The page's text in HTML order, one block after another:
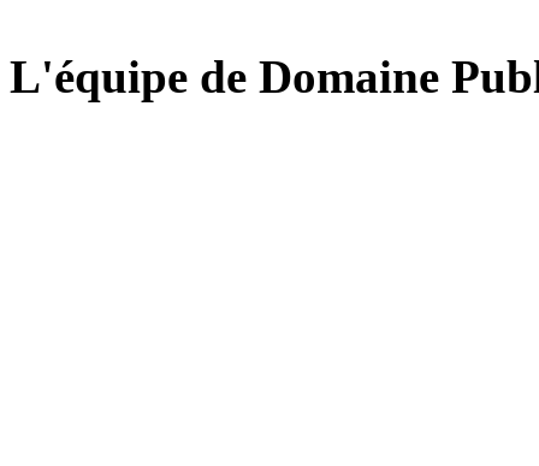
L'équipe de Domaine